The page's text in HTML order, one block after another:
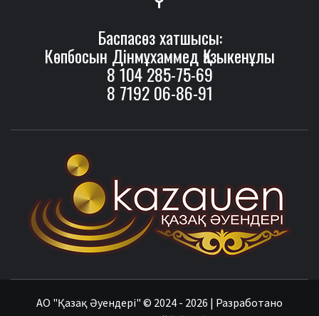
Баспасөз хатшысы:
Көпбосын Дінмұхаммед Қазыкенұлы
8 104 285-75-69
8 7192 06-86-91
АО "Қазақ Әуендері" © 2024 - 2026 | Разработано